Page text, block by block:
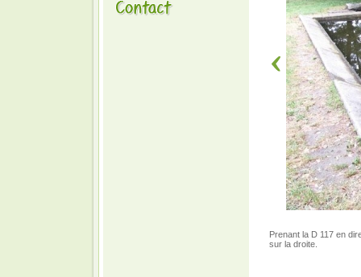
Prenant la D 117 en
sur la droite.